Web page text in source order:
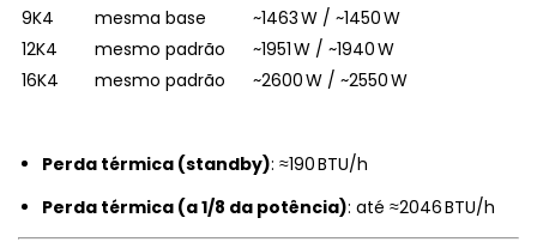
9K4
mesma base
~1463 W / ~1450 W
12K4
mesmo padrão
~1951 W / ~1940 W
16K4
mesmo padrão ~2600 W / ~2550 W
Perda térmica (standby): ≈190 BTU/h
Perda térmica (a 1/8 da potência): até ≈2046 BTU/h